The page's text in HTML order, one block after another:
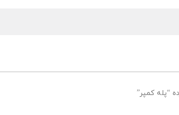
“پله کمپر”